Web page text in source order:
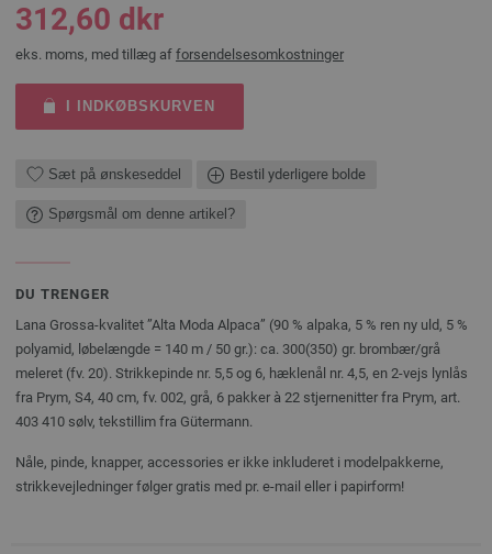
312,60 dkr
eks. moms, med tillæg af forsendelsesomkostninger
I INDKØBSKURVEN
Sæt på ønskeseddel Bestil yderligere bolde
Spørgsmål om denne artikel?
DU TRENGER
Lana Grossa-kvalitet ”Alta Moda Alpaca” (90 % alpaka, 5 % ren ny uld, 5 %
polyamid, løbelængde = 140 m / 50 gr.): ca. 300(350) gr. brombær/grå
meleret (fv. 20). Strikkepinde nr. 5,5 og 6, hæklenål nr. 4,5, en 2-vejs lynlås
fra Prym, S4, 40 cm, fv. 002, grå, 6 pakker à 22 stjernenitter fra Prym, art.
403 410 sølv, tekstillim fra Gütermann.
Nåle, pinde, knapper, accessories er ikke inkluderet i modelpakkerne,
strikkevejledninger følger gratis med pr. e-mail eller i papirform!